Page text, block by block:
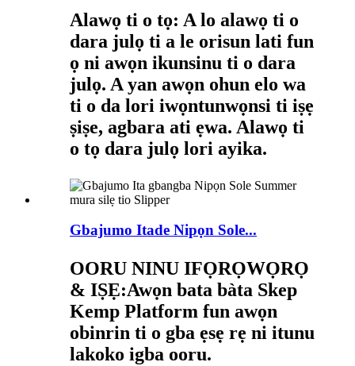
Alawọ ti o tọ: A lo alawọ ti o
dara julọ ti a le orisun lati fun
ọ ni awọn ikunsinu ti o dara
julọ. A yan awọn ohun elo wa
ti o da lori iwọntunwọnsi ti iṣẹ
ṣiṣe, agbara ati ẹwa. Alawọ ti
o tọ dara julọ lori ayika.
Gbajumo Itade Nipọn Sole...
OORU NINU IFỌRỌWỌRỌ
& IṢẸ:Awọn bata bàta Skep
Kemp Platform fun awọn
obinrin ti o gba ẹsẹ rẹ ni itunu
lakoko igba ooru.